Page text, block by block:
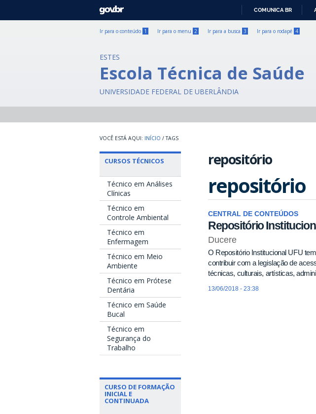
GOVBR
COMUNICA BR
Ir para o conteúdo 1 Ir para o menu 2 Ir para a busca 3 Ir para o rodapé 4
ESTES
Escola Técnica de Saúde
UNIVERSIDADE FEDERAL DE UBERLÂNDIA
INÍCIO / TAGS
CURSOS TÉCNICOS
Técnico em Análises
Clínicas
Técnico em
Controle Ambiental
Técnico em
Enfermagem
Técnico em Meio
Ambiente
Técnico em Prótese
Dentária
Técnico em Saúde
Bucal
Técnico em
Segurança do
Trabalho
CURSO DE FORMAÇÃO
INICIAL E
CONTINUADA
repositório
repositório
CENTRAL DE CONTEÚDOS
Repositório
Ducere
O Repositório Institucional UFU
contribuir com a legislação de
técnicas, culturais, artísticas,
13/06/2018 - 23:38